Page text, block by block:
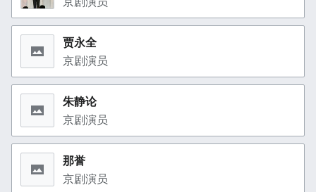
贾永全
京剧演员
朱静论
京剧演员
那誉
京剧演员